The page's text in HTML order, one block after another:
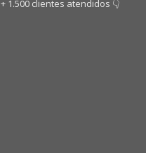
+ 1.500 clientes atendidos 👇